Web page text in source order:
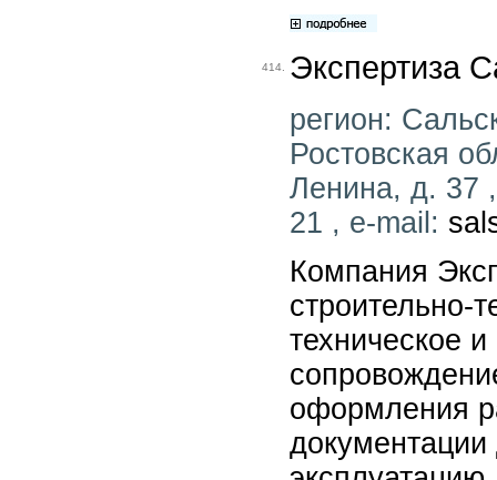
414. Экспертиза
регион:
Ростовская
Ленина, д. 37
21 , e-mail:
Компания
строительно-
техническое
оформления
документации